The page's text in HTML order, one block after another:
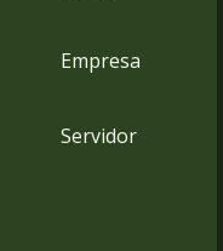
Empresa
Servidor